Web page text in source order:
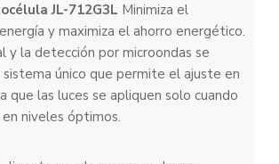
JL-712G3L Minimiza el
y maximiza el ahorro energético.
y la detección por microondas se
sistema único que permite el ajuste en
que las luces se apliquen solo cuando
niveles óptimos.